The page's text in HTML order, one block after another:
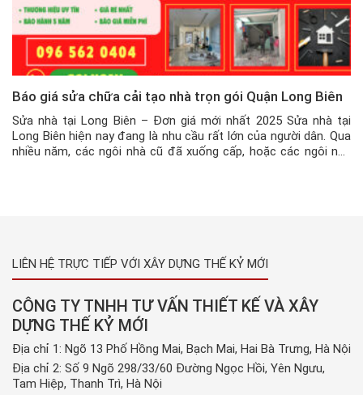
Báo giá sửa chữa cải tạo nhà trọn gói Quận Long Biên
Sửa nhà tại Long Biên – Đơn giá mới nhất 2025 Sửa nhà tại
Long Biên hiện nay đang là nhu cầu rất lớn của người dân. Qua
nhiều năm, các ngôi nhà cũ đã xuống cấp, hoặc các ngôi nhà
LIÊN HỆ TRỰC TIẾP VỚI XÂY DỰNG THẾ KỶ MỚI
CÔNG TY TNHH TƯ VẤN THIẾT KẾ VÀ XÂY
DỰNG THẾ KỶ MỚI
Địa chỉ 1: Ngõ 13 Phố Hồng Mai, Bạch Mai, Hai Bà Trưng, Hà Nội
Địa chỉ 2: Số 9 Ngõ 298/33/60 Đường Ngọc Hồi, Yên Ngưu,
Tam Hiệp, Thanh Trì, Hà Nội